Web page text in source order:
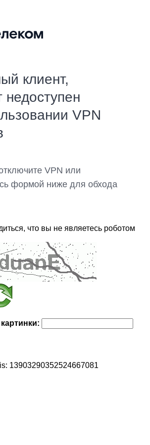
клиент,
недоступен
VPN
VPN или
формой ниже для обхода
что вы не являетесь роботом
13903290352524667081